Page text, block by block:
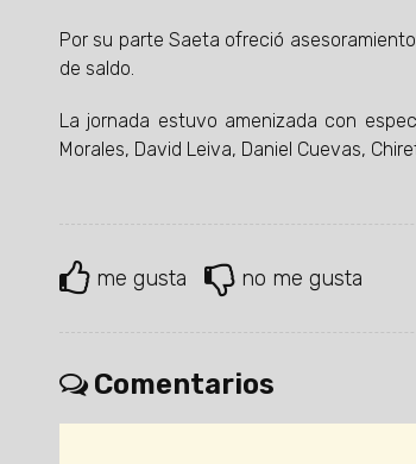
Por su parte Saeta ofreció
de saldo.
La jornada estuvo amenizada con
Morales, David Leiva, Daniel Cuevas,
me gusta no me gusta
Comentarios